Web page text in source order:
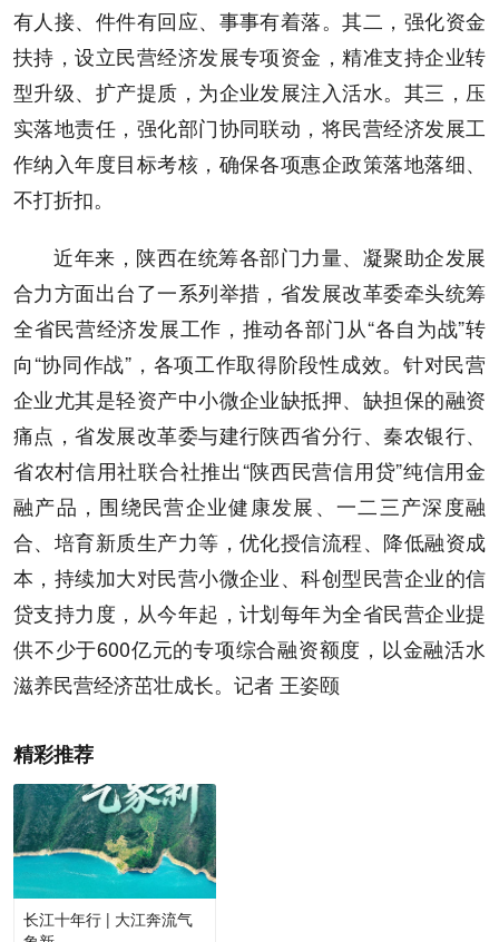
有人接、件件有回应、事事有着落。其二，强化资金
扶持，设立民营经济发展专项资金，精准支持企业转
型升级、扩产提质，为企业发展注入活水。其三，压
实落地责任，强化部门协同联动，将民营经济发展工
作纳入年度目标考核，确保各项惠企政策落地落细、
不打折扣。
近年来，陕西在统筹各部门力量、凝聚助企发展
合力方面出台了一系列举措，省发展改革委牵头统筹
全省民营经济发展工作，推动各部门从“各自为战”转
向“协同作战”，各项工作取得阶段性成效。针对民营
企业尤其是轻资产中小微企业缺抵押、缺担保的融资
痛点，省发展改革委与建行陕西省分行、秦农银行、
省农村信用社联合社推出“陕西民营信用贷”纯信用金
融产品，围绕民营企业健康发展、一二三产深度融
合、培育新质生产力等，优化授信流程、降低融资成
本，持续加大对民营小微企业、科创型民营企业的信
贷支持力度，从今年起，计划每年为全省民营企业提
供不少于600亿元的专项综合融资额度，以金融活水
滋养民营经济茁壮成长。记者 王姿颐
精彩推荐
长江十年行 | 大江奔流气